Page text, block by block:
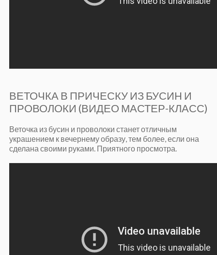
ВЕТОЧКА В ПРИЧЕСКУ ИЗ БУСИН И
ПРОВОЛОКИ (ВИДЕО МАСТЕР-КЛАСС)
Веточка из бусин и проволоки станет отличным
украшением к вечернему образу, тем более, если она
сделана своими руками. Приятного просмотра.